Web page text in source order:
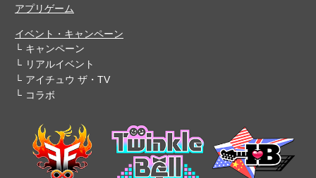
アプリゲーム
イベント・キャンペーン
キャンペーン
リアルイベント
アイチュウ ザ・TV
コラボ